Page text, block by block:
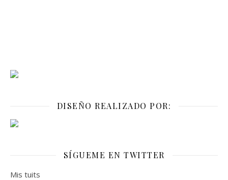
DISEÑO REALIZADO POR:
SÍGUEME EN TWITTER
Mis tuits